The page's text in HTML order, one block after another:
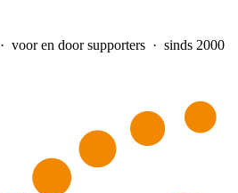
· voor en door supporters · sinds 2000